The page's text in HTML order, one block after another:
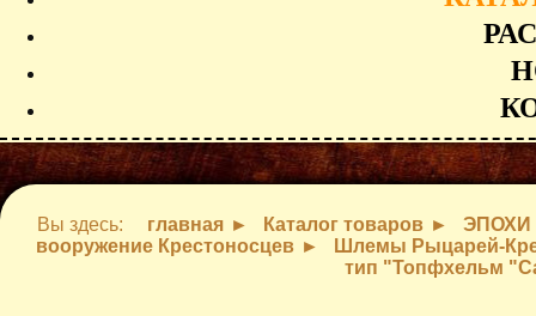
Вы здесь: главная Каталог товаров
ЭПОХИ
вооружение Крестоносцев
Шлемы Рыцарей-
тип "Топфхельм